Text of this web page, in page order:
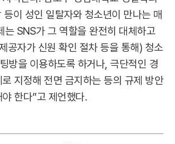
이 성인 일탈자와 청소년이 만나는 매
는 SNS가 그 역할을 완전히 대체하고
공자가 신원 확인 절차 등을 통해) 청소
방을 이용하도록 하거나, 극단적인 경
지정해 전면 금지하는 등의 규제 방안
한다”고 제언했다.